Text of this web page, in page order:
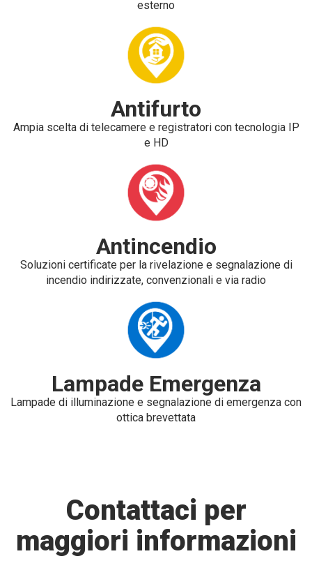
esterno
Antifurto
Ampia scelta di telecamere e registratori con tecnologia IP
e HD
Antincendio
Soluzioni certificate per la rivelazione e segnalazione di
incendio indirizzate, convenzionali e via radio
Lampade Emergenza
Lampade di illuminazione e segnalazione di emergenza con
ottica brevettata
Contattaci per
maggiori informazioni